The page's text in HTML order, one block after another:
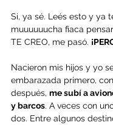
Si, ya sé. Leés esto y ya
muuuuuucha fiaca
TE CREO, me pasó.
Nacieron mis hijos y yo
embarazada primero,
después, me subí a
y barcos. A veces con
dos. Entre algunos